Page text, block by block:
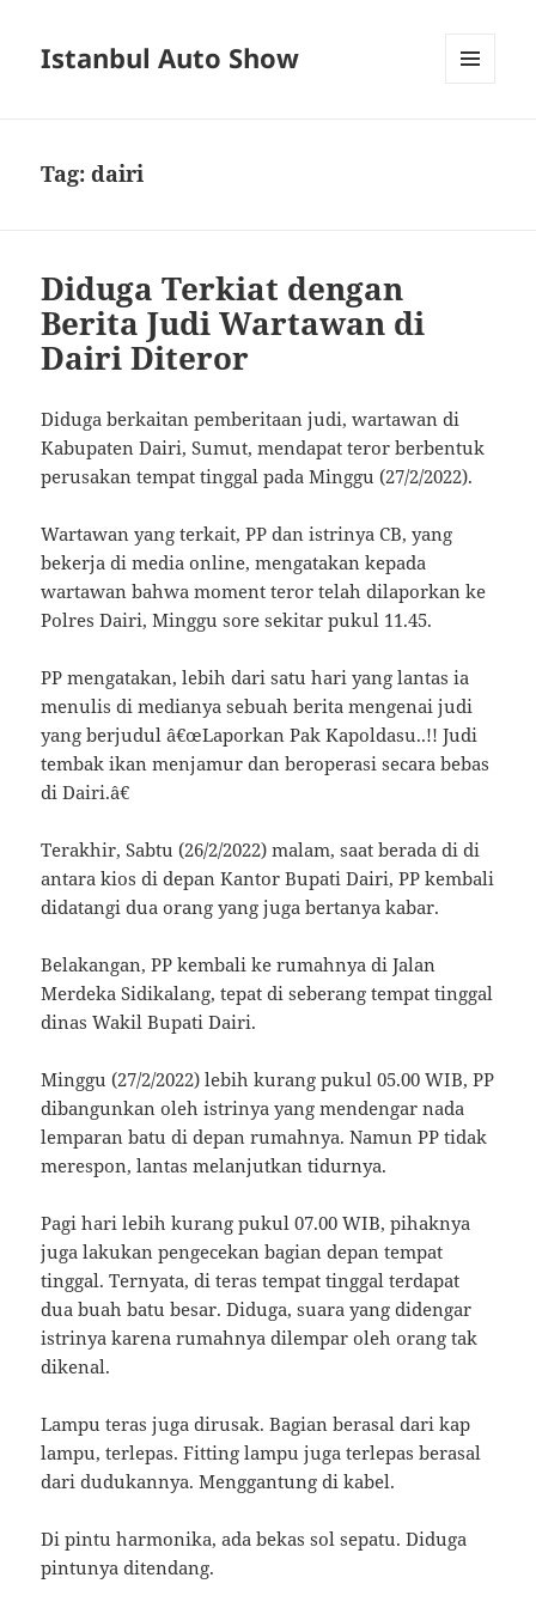
Istanbul Auto Show
Tag:dairi
Diduga Terkiat dengan
Berita Judi Wartawan di
Dairi Diteror
Diduga berkaitan pemberitaan judi, wartawan di
Kabupaten Dairi, Sumut, mendapat teror berbentuk
perusakan tempat tinggal pada Minggu (27/2/2022).
Wartawan yang terkait, PP dan istrinya CB, yang
bekerja di media online, mengatakan kepada
wartawan bahwa moment teror telah dilaporkan ke
Polres Dairi, Minggu sore sekitar pukul 11.45.
PP mengatakan, lebih dari satu hari yang lantas ia
menulis di medianya sebuah berita mengenai judi
yang berjudul â€œLaporkan Pak Kapoldasu..!! Judi
tembak ikan menjamur dan beroperasi secara bebas
di Dairi.â€
Terakhir, Sabtu (26/2/2022) malam, saat berada di di
antara kios di depan Kantor Bupati Dairi, PP kembali
didatangi dua orang yang juga bertanya kabar.
Belakangan, PP kembali ke rumahnya di Jalan
Merdeka Sidikalang, tepat di seberang tempat tinggal
dinas Wakil Bupati Dairi.
Minggu (27/2/2022) lebih kurang pukul 05.00 WIB, PP
dibangunkan oleh istrinya yang mendengar nada
lemparan batu di depan rumahnya. Namun PP tidak
merespon, lantas melanjutkan tidurnya.
Pagi hari lebih kurang pukul 07.00 WIB, pihaknya
juga lakukan pengecekan bagian depan tempat
tinggal. Ternyata, di teras tempat tinggal terdapat
dua buah batu besar. Diduga, suara yang didengar
istrinya karena rumahnya dilempar oleh orang tak
dikenal.
Lampu teras juga dirusak. Bagian berasal dari kap
lampu, terlepas. Fitting lampu juga terlepas berasal
dari dudukannya. Menggantung di kabel.
Di pintu harmonika, ada bekas sol sepatu. Diduga
pintunya ditendang.